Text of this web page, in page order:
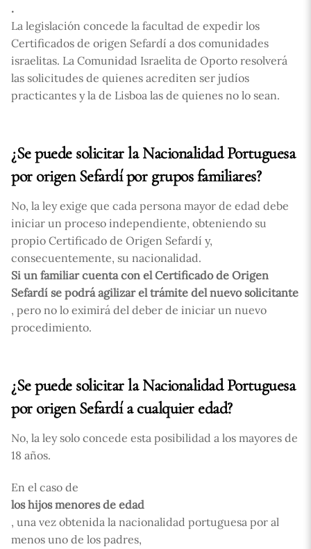
.
La legislación concede la facultad de expedir los
Certificados de origen Sefardí a dos comunidades
israelitas. La Comunidad Israelita de Oporto resolverá
las solicitudes de quienes acrediten ser judíos
practicantes y la de Lisboa las de quienes no lo sean.
¿Se puede solicitar la Nacionalidad Portuguesa
por origen Sefardí por grupos familiares?
No, la ley exige que cada persona mayor de edad debe
iniciar un proceso independiente, obteniendo su
propio Certificado de Origen Sefardí y,
consecuentemente, su nacionalidad.
Si un familiar cuenta con el Certificado de Origen
Sefardí se podrá agilizar el trámite del nuevo solicitante
, pero no lo eximirá del deber de iniciar un nuevo
procedimiento.
¿Se puede solicitar la Nacionalidad Portuguesa
por origen Sefardí a cualquier edad?
No, la ley solo concede esta posibilidad a los mayores de
18 años.
En el caso de
los hijos menores de edad
, una vez obtenida la nacionalidad portuguesa por al
menos uno de los padres,